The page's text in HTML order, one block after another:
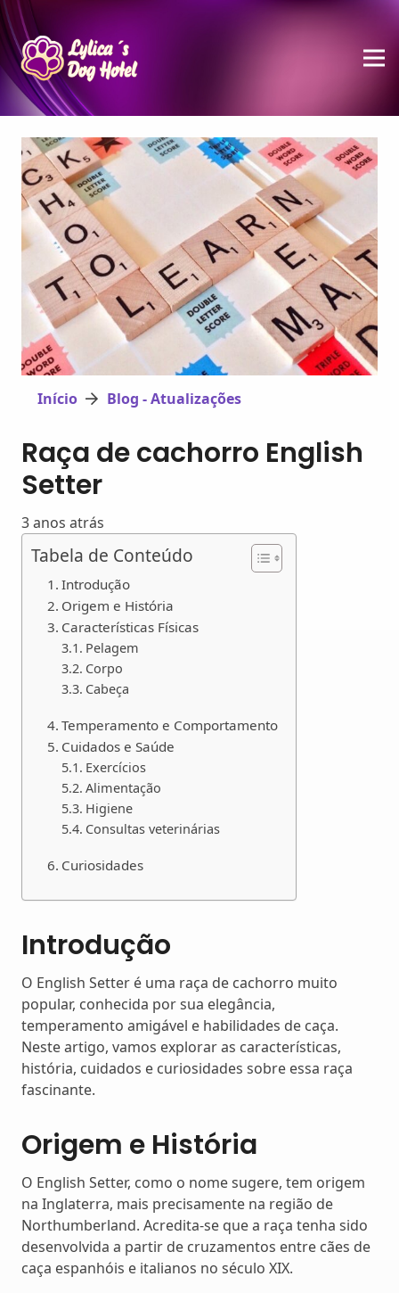
Início Blog - Atualizações
Raça de cachorro English
Setter
3 anos atrás
Tabela de Conteúdo
Introdução
Origem e História
Características Físicas
Pelagem
Corpo
Cabeça
Temperamento e Comportamento
Cuidados e Saúde
Exercícios
Alimentação
Higiene
Consultas veterinárias
Curiosidades
Introdução
O English Setter é uma raça de cachorro muito
popular, conhecida por sua elegância,
temperamento amigável e habilidades de caça.
Neste artigo, vamos explorar as características,
história, cuidados e curiosidades sobre essa raça
fascinante.
Origem e História
O English Setter, como o nome sugere, tem origem
na Inglaterra, mais precisamente na região de
Northumberland. Acredita-se que a raça tenha sido
desenvolvida a partir de cruzamentos entre cães de
caça espanhóis e italianos no século XIX.